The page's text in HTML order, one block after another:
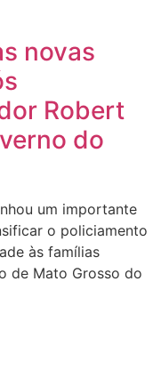
novas
Robert
do
um importante
o policiamento
às famílias
de Mato Grosso do